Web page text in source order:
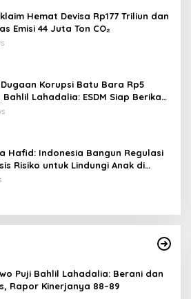
Hemat Devisa Rp177 Triliun dan
Emisi 44 Juta Ton CO₂
Dugaan Korupsi Batu Bara Rp5
Bahlil Lahadalia: ESDM Siap Berikan
Hafid: Indonesia Bangun Regulasi
Risiko untuk Lindungi Anak di
Puji Bahlil Lahadalia: Berani dan
Rapor Kinerjanya 88–89